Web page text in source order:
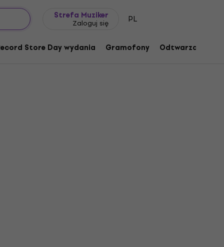
Strefa Muziker
Zaloguj się PL
Store Day wydania Gramofony Odtwarzacze